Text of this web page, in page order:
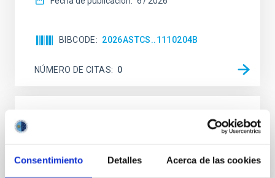
Consentimiento Detalles Acerca de las cookies
BIBCODE 2026ASTCS..1110204B
NÚMERO DE CITAS 0
Rotational Light Curve and Photometric
Baseline of (15094) Polymele in Support
of the Lucy Mutual Event Campaign